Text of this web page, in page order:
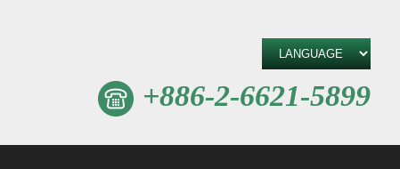
+886-2-6621-5899